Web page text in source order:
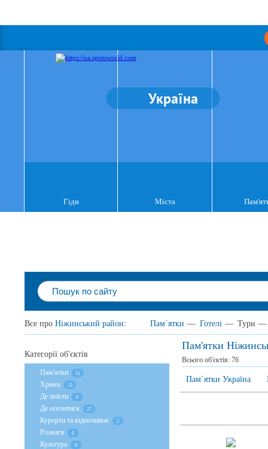
Україна
Гіди Міста
Все про Ніжинський район: Пам`ятки — Готелі — Тури —
Пам'ятки
Всього об'єктів: 76
Пам`ятки Україна
Категорії об'єктів
Пам'ятки 11
Храми 13
Де поїсти 0
Де оселитися 27
Курорти та відпочинок 2
Розваги 0
Культура 0